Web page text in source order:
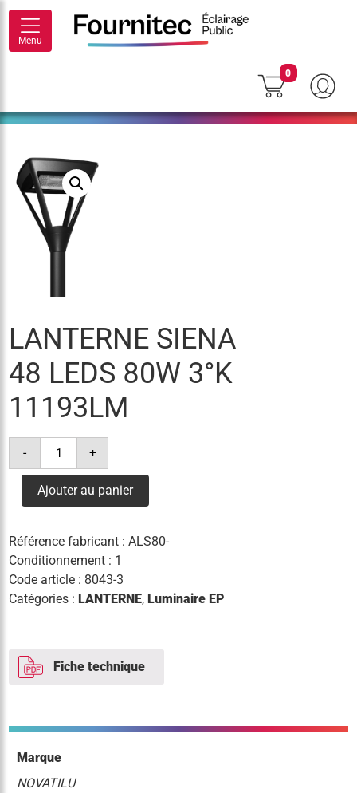
Menu
0
LANTERNE SIENA
48 LEDS 80W 3°K
11193LM
-
quantité
lanterne
48
leds
11193lm
+
Ajouter au panier
Référence fabricant :ALS80-
Conditionnement : 1
Code article : 8043-3
Catégories :LANTERNE,Luminaire EP
Fiche technique
Marque
NOVATILU